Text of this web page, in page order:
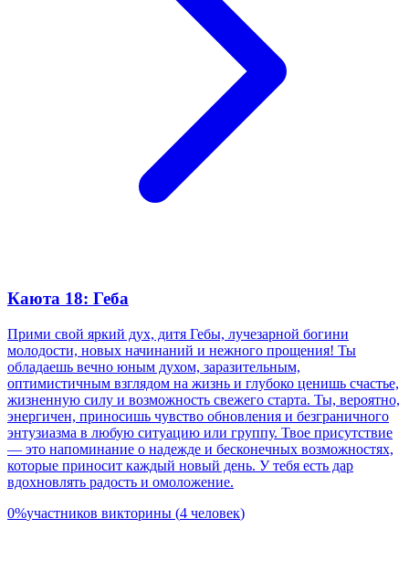
Каюта 18: Геба
Прими свой яркий дух, дитя Гебы, лучезарной богини
молодости, новых начинаний и нежного прощения! Ты
обладаешь вечно юным духом, заразительным,
оптимистичным взглядом на жизнь и глубоко ценишь счастье,
жизненную силу и возможность свежего старта. Ты, вероятно,
энергичен, приносишь чувство обновления и безграничного
энтузиазма в любую ситуацию или группу. Твое присутствие
— это напоминание о надежде и бесконечных возможностях,
которые приносит каждый новый день. У тебя есть дар
вдохновлять радость и омоложение.
0%участников викторины (4 человек)